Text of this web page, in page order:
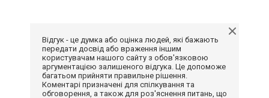
Відгук - це думка або оцінка людей, які бажають
передати досвід або враження іншим
користувачам нашого сайту з обов'язковою
аргументацією залишеного відгука. Це допоможе
багатьом прийняти правильне рішення.
Коментарі призначені для спілкування та
обговорення, а також для роз'яснення питань, що